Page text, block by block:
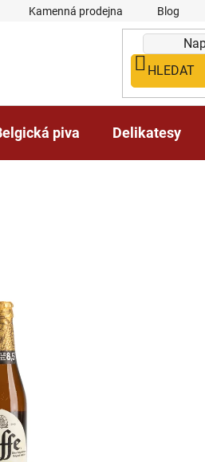
Kamenná prodejna Blog
HLEDAT
piva Delikatesy